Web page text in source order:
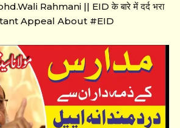
Rahmani || EID के बारे में दर्द भरा
Appeal About #EID